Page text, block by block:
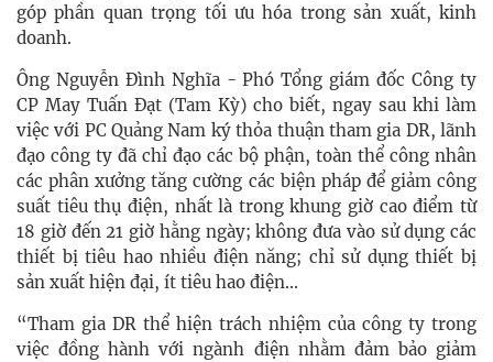
góp phần quan trọng tối ưu hóa trong sản xuất, kinh
doanh.
Ông Nguyễn Đình Nghĩa - Phó Tổng giám đốc Công ty
CP May Tuấn Đạt (Tam Kỳ) cho biết, ngay sau khi làm
việc với PC Quảng Nam ký thỏa thuận tham gia DR, lãnh
đạo công ty đã chỉ đạo các bộ phận, toàn thể công nhân
các phân xưởng tăng cường các biện pháp để giảm công
suất tiêu thụ điện, nhất là trong khung giờ cao điểm từ
18 giờ đến 21 giờ hằng ngày; không đưa vào sử dụng các
thiết bị tiêu hao nhiều điện năng; chỉ sử dụng thiết bị
sản xuất hiện đại, ít tiêu hao điện...
“Tham gia DR thể hiện trách nhiệm của công ty trong
việc đồng hành với ngành điện nhằm đảm bảo giảm